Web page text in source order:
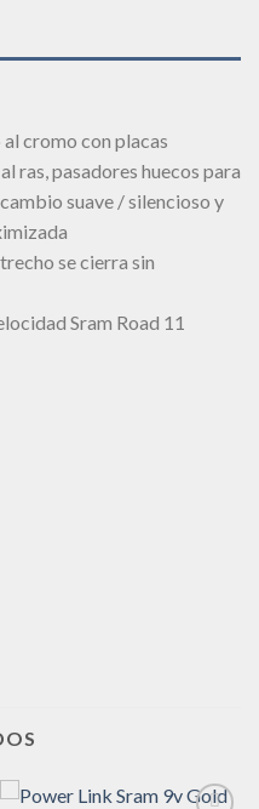
cromo con placas
ras, pasadores huecos para
suave / silencioso y
se cierra sin
Sram Road 11